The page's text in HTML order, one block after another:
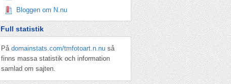
Bloggen om N.nu
Full statistik
På domainstats.com/tmfotoart.n.nu så
finns massa statistik och information
samlad om sajten.